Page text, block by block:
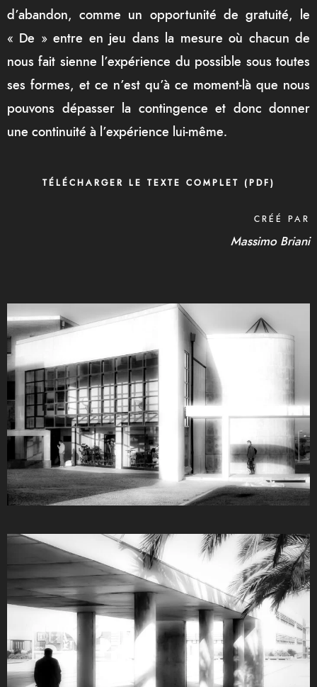
d’abandon, comme un opportunité de gratuité, le
« De » entre en jeu dans la mesure où chacun de
nous fait sienne l’expérience du possible sous toutes
ses formes, et ce n’est qu’à ce moment-là que nous
pouvons dépasser la contingence et donc donner
une continuité à l’expérience lui-même.
TÉLÉCHARGER LE TEXTE COMPLET (PDF)
CRÉÉ PAR
Massimo Briani